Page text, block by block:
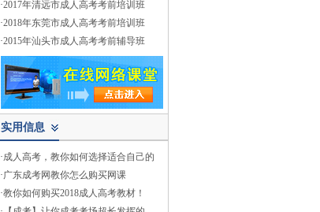
·2017年清远市成人高考考前培训班
·2018年东莞市成人高考考前培训班
·2015年汕头市成人高考考前辅导班
实用信息
·成人高考，教你如何选择适合自己的
·广东成考网教你怎么购买网课
·教你如何购买2018成人高考教材！